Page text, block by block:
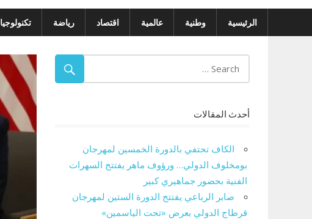
الرئيسية وطنية عالمية اقتصاد رياضة تكنولوجيا
أحدث المقالات
الكاف تحتفي بالدورة الخمسين لمهرجان
بومخلوف الدولي… ورؤوف ماهر يفتتح السهرات
الفنية بحضور جماهيري كبير
صابر الرباعي يفتتح الدورة الستين لمهرجان
قرطاج الدولي بعرض «تحت الياسمين»